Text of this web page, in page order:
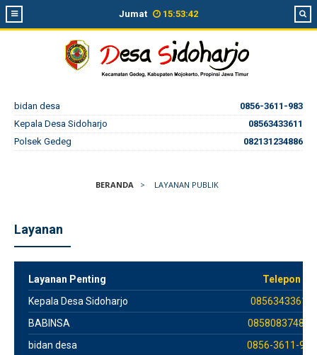
Jumat 15:53:42
bidan desa
0856-3611-983
Kepala Desa Sidoharjo
08563433611
Polsek Gedeg
082131234886
BERANDA > LAYANAN PUBLIK
Layanan
Layanan Penting
Telepon
Kepala Desa Sidoharjo
08563433611
BABINSA
085808374800
bidan desa
0856-3611-983